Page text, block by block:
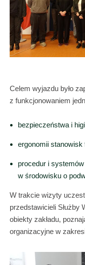
Celem wyjazdu było
z funkcjonowaniem
bezpieczeństwa i
ergonomii stanowisk
procedur i
w środowisku o
W trakcie wizyty
przedstawicieli Służby
obiekty zakładu,
organizacyjne w